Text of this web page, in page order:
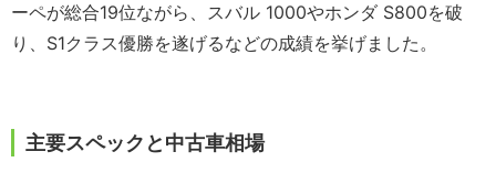
ーペが総合19位ながら、スバル 1000やホンダ S800を破
り、S1クラス優勝を遂げるなどの成績を挙げました。
主要スペックと中古車相場